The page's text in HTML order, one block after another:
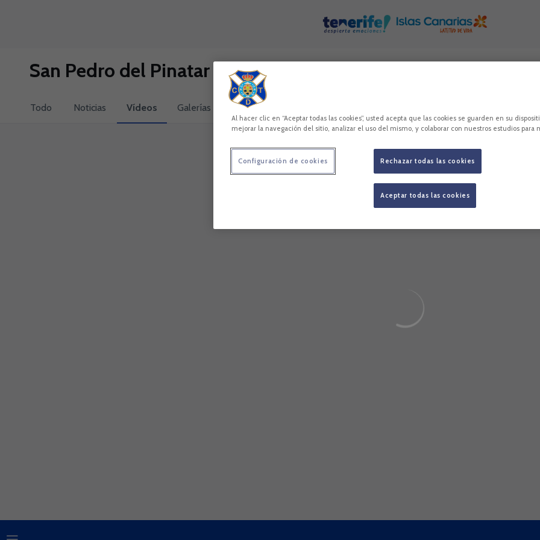
San Pedro del Pinatar
Todo Noticias Vídeos Galerías
Lo sentimos, no hemos encontrado nada.
Intenta otra búsqueda.
Al hacer clic en “Aceptar todas las cookies”, usted acepta que las cookies se guarden en su
mejorar la navegación del sitio, analizar el uso del mismo, y colaborar con nuestros estudios para
Rechazar todas las cookies
Aceptar todas las cookies
Configuración de cookies